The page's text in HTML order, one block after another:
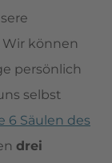
Wir können
persönlich
selbst
6 Säulen des
drei